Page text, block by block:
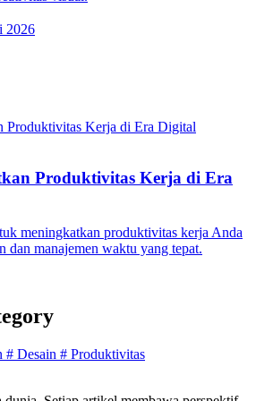
2026
Produktivitas Kerja di Era
meningkatkan produktivitas kerja Anda
dan manajemen waktu yang tepat.
# Desain # Produktivitas